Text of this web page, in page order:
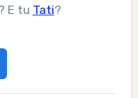
E tu Tati?